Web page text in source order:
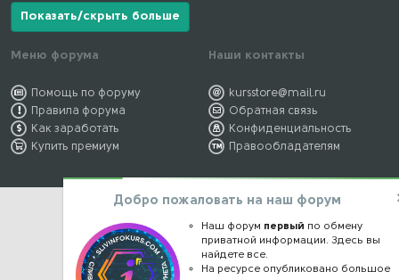
Показать/скрыть больше
Меню форума
Помощь по форуму
Правила форума
Как заработать
Купить премиум
Наши контакты
kursstore@mail.ru
Обратная связь
Конфиденциальность
Правообладателям
Добро пожаловать на наш форум
Наш форум первый по обмену
приватной информации. Здесь вы
найдете все.
На ресурсе опубликовано большое